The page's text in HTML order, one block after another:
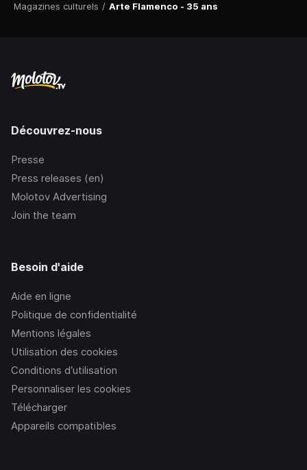
Magazines culturels / Arte Flamenco - 35 ans
Découvrez-nous
Presse
Press releases (en)
Molotov Advertising
Join the team
Besoin d'aide
Aide en ligne
Politique de confidentialité
Mentions légales
Utilisation des cookies
Conditions d’utilisation
Personnaliser les cookies
Télécharger
Appareils compatibles